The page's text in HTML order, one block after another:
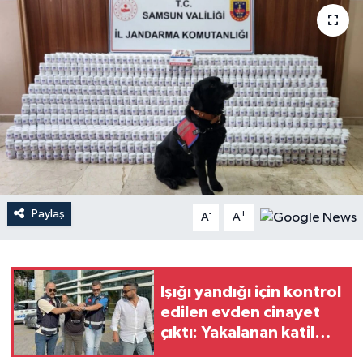
Paylaş A- A+
Işığı yandığı için kontrol
edilen evden cinayet
çıktı: Yakalanan katil